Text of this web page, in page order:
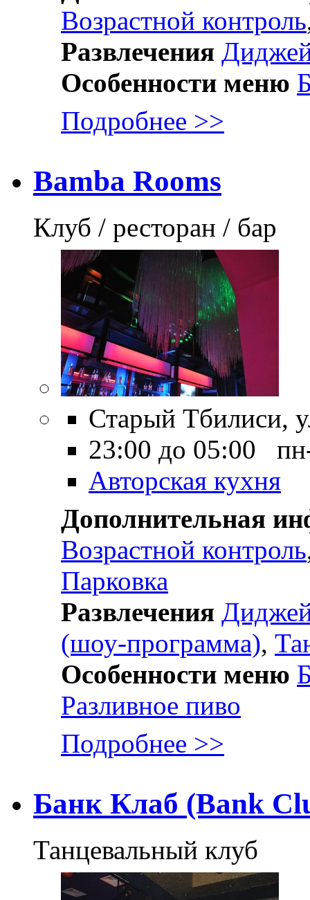
Возрастной контроль
Развлечения
Особенности меню
Подробнее >>
Bamba Rooms
Клуб / ресторан / бар
Старый Тбилиси,
23:00 до 05:00
Авторская кухня
Дополнительная
Возрастной контроль
Парковка
Развлечения
(шоу-программа),
Особенности меню
Разливное пиво
Подробнее >>
Банк Клаб (Bank
Танцевальный клуб